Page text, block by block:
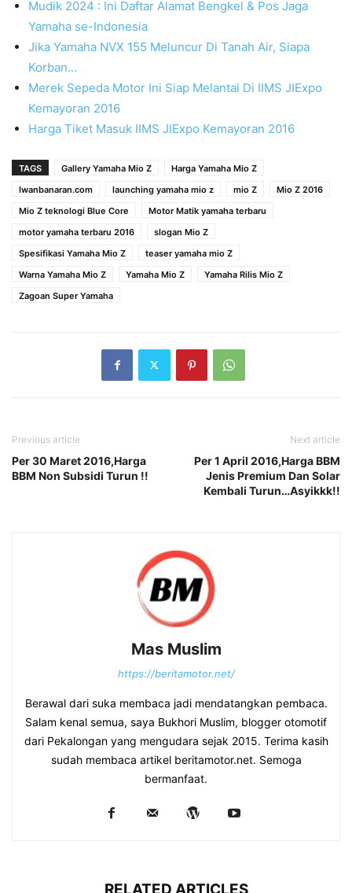
Mudik 2024 : Ini Daftar Alamat Bengkel & Pos Jaga
Yamaha se-Indonesia
Jika Yamaha NVX 155 Meluncur Di Tanah Air, Siapa
Korban…
Merek Sepeda Motor Ini Siap Melantai Di IIMS JIExpo
Kemayoran 2016
Harga Tiket Masuk IIMS JIExpo Kemayoran 2016
TAGS Gallery Yamaha Mio Z
Harga Yamaha Mio Z
Iwanbanaran.com
launching yamaha mio z mio Z
Mio Z 2016
Mio Z teknologi Blue Core
Motor Matik yamaha terbaru
motor yamaha terbaru 2016
slogan Mio Z
Spesifikasi Yamaha Mio Z
teaser yamaha mio Z
Warna Yamaha Mio Z
Yamaha Mio Z
Yamaha Rilis Mio Z
Zagoan Super Yamaha
Previous article
Per 30 Maret 2016,Harga
BBM Non Subsidi Turun !!
Next article
Per 1 April 2016,Harga BBM
Jenis Premium Dan Solar
Kembali Turun…Asyikkk!!
Mas Muslim
https://beritamotor.net/
Berawal dari suka membaca jadi mendatangkan pembaca.
Salam kenal semua, saya Bukhori Muslim, blogger otomotif
dari Pekalongan yang mengudara sejak 2015. Terima kasih
sudah membaca artikel beritamotor.net. Semoga
bermanfaat.
RELATED ARTICLES